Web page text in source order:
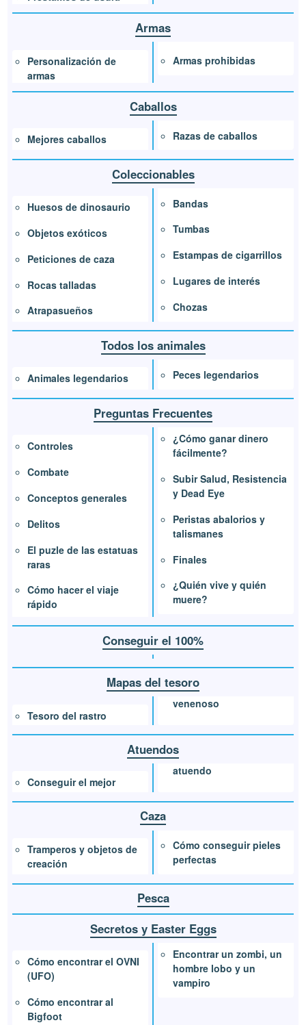
Armas
Personalización de
armas
Armas prohibidas
Caballos
Mejores caballos Razas de caballos
Coleccionables
Huesos de dinosaurio
Objetos exóticos
Peticiones de caza
Rocas talladas
Atrapasueños
Bandas
Tumbas
Estampas de cigarrillos
Lugares de interés
Chozas
Todos los animales
Animales legendarios Peces legendarios
Preguntas Frecuentes
Controles
Combate
Conceptos generales
Delitos
El puzle de las estatuas
raras
Cómo hacer el viaje
rápido
¿Cómo ganar dinero
fácilmente?
Subir Salud, Resistencia
y Dead Eye
Peristas abalorios y
talismanes
Finales
¿Quién vive y quién
muere?
Conseguir el 100%
Mapas del tesoro
Tesoro del rastro
venenoso
Atuendos
Conseguir el mejor
atuendo
Caza
Tramperos y objetos de
creación
Cómo conseguir pieles
perfectas
Pesca
Secretos y Easter Eggs
Cómo encontrar el OVNI
(UFO)
Cómo encontrar al
Bigfoot
Encontrar un zombi, un
hombre lobo y un
vampiro